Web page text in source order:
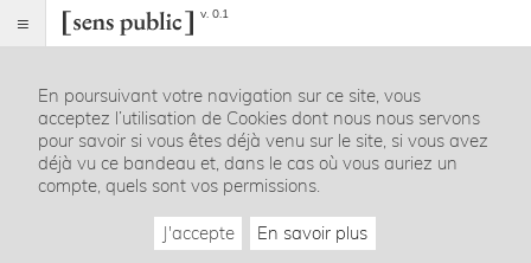
v. 0.1
Index
Rubriques
Essais
En poursuivant votre navigation sur ce site, vous
acceptez l’utilisation de Cookies dont nous nous servons
pour savoir si vous êtes déjà venu sur le site, si vous avez
déjà vu ce bandeau et, dans le cas où vous auriez un
compte, quels sont vos permissions.
J'accepte En savoir plus